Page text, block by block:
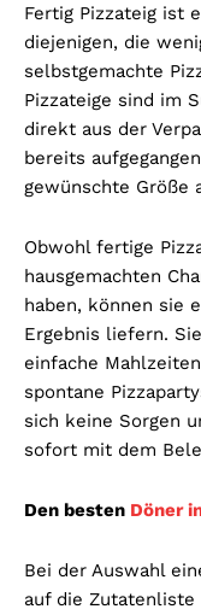
Fertig Pizzateig ist
diejenigen, die
selbstgemachte
Pizzateige sind im
direkt aus der
bereits
gewünschte Größe
Obwohl fertige
hausgemachten
haben, können sie
Ergebnis liefern.
einfache
spontane
sich keine Sorgen
sofort mit dem
Den besten Döner
Bei der Auswahl
auf die Zutatenliste